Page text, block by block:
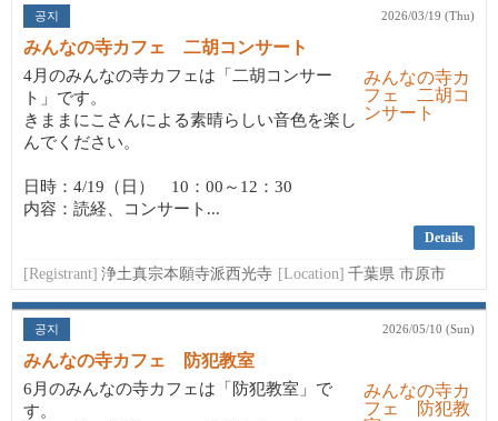
공지 2026/03/19 (Thu)
みんなの寺カフェ 二胡コンサート
4月のみんなの寺カフェは「二胡コンサー
ト」です。
きままにこさんによる素晴らしい音色を楽し
んでください。
日時：4/19（日） 10：00～12：30
内容：読経、コンサート...
Details
[Registrant] 浄土真宗本願寺派西光寺 [Location] 千葉県 市原市
공지 2026/05/10 (Sun)
みんなの寺カフェ 防犯教室
6月のみんなの寺カフェは「防犯教室」で
す。